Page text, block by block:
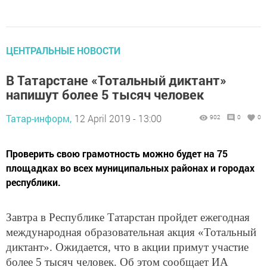
ЦЕНТРАЛЬНЫЕ НОВОСТИ
В Татарстане «Тотальный диктант»
напишут более 5 тысяч человек
Татар-информ, 12 April 2019 - 13:00 902 0 0
Проверить свою грамотность можно будет на 75
площадках во всех муниципальных районах и городах
республики.
Завтра в Республике Татарстан пройдет ежегодная
международная образовательная акция «Тотальный
диктант». Ожидается, что в акции примут участие
более 5 тысяч человек. Об этом сообщает ИА